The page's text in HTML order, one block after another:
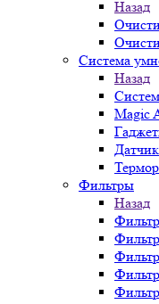
Назад
Система
Назад
Magic
Датчик
Фильтры
Назад